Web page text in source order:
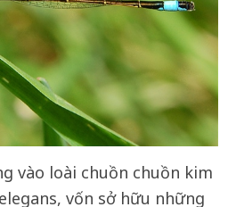
vào loài chuồn chuồn kim
vốn sở hữu những